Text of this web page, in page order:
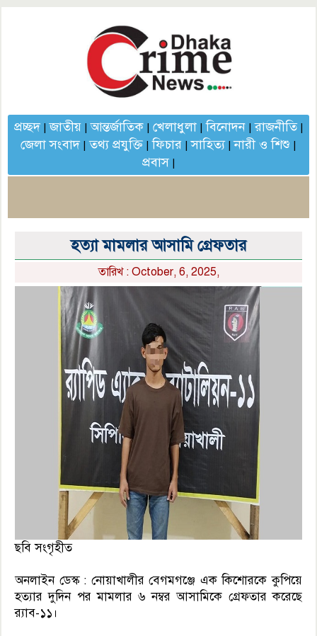
প্রচ্ছদ|জাতীয়|আন্তর্জাতিক| খেলাধুলা|বিনোদন|রাজনীতি|
জেলা সংবাদ|তথ্য প্রযুক্তি |ফিচার |সাহিত্য|নারী ও শিশু |
প্রবাস|
হত্যা মামলার আসামি গ্রেফতার
তারিখ : October, 6, 2025,
ছবি সংগৃহীত
অনলাইন ডেস্ক : নোয়াখালীর বেগমগঞ্জে এক কিশোরকে কুপিয়ে
হত্যার দুদিন পর মামলার ৬ নম্বর আসামিকে গ্রেফতার করেছে
র‍্যাব-১১।